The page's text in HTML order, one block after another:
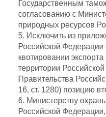
Государственным
согласованию с
природных ресурсов
5. Исключить из
Российской
квотировании
территории
Правительства
16, ст. 1280) позицию
6. Министерству
Российской